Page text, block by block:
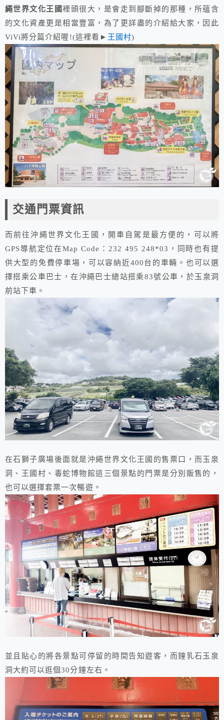
繩世界文化王國裡頭很大，是會走到腳斷掉的那種，所蘊含
的文化資產更是相當豐富，為了更詳盡的介紹給大家，因此
ViVi將分篇介紹喔!(這裡看► 王國村)
交通門票資訊
而前往沖繩世界文化王國，開車自駕是最方便的，可以將
GPS導航定位在Map Code：232 495 248*03，同時也有提
供大型的免費停車場，可以容納近400台的車輛。也可以選
擇搭乘公車巴士，在沖繩巴士總站搭乘83號公車，於玉泉洞
前站下車。
在石獅子廣場後面就是沖繩世界文化王國的售票口，而玉泉
洞、王國村、毒蛇博物館這三個景點的門票是分別販售的，
也可以選擇套票一次暢遊。
並且貼心的將各景點可停留的時間告知遊客，而鐘乳石玉泉
洞大約可以逛個30分鐘左右。